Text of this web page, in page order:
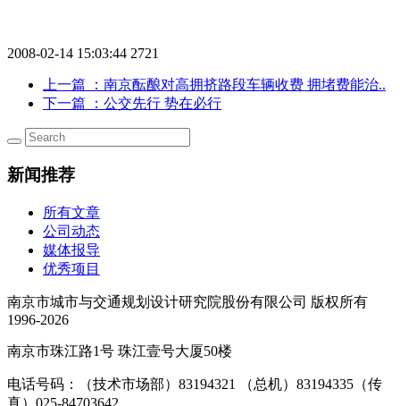
2008-02-14 15:03:44 2721
上一篇
：南京酝酿对高拥挤路段车辆收费 拥堵费能治..
下一篇
：公交先行 势在必行
新闻推荐
所有文章
公司动态
媒体报导
优秀项目
南京市城市与交通规划设计研究院股份有限公司 版权所有
1996-2026
南京市珠江路1号 珠江壹号大厦50楼
电话号码：（技术市场部）83194321 （总机）83194335（传
真）025-84703642